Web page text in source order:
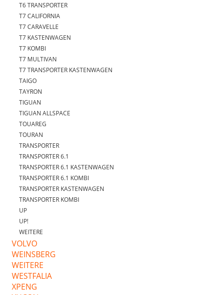
T6 TRANSPORTER
T7 CALIFORNIA
T7 CARAVELLE
T7 KASTENWAGEN
T7 KOMBI
T7 MULTIVAN
T7 TRANSPORTER KASTENWAGEN
TAIGO
TAYRON
TIGUAN
TIGUAN ALLSPACE
TOUAREG
TOURAN
TRANSPORTER
TRANSPORTER 6.1
TRANSPORTER 6.1 KASTENWAGEN
TRANSPORTER 6.1 KOMBI
TRANSPORTER KASTENWAGEN
TRANSPORTER KOMBI
UP
UP!
WEITERE
VOLVO
WEINSBERG
WEITERE
WESTFALIA
XPENG